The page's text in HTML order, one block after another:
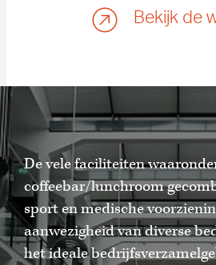
Bekijk de
De vele faciliteiten
coffeebar/lunchroom
sport en medische
aanwezigheid van diverse
het ideale